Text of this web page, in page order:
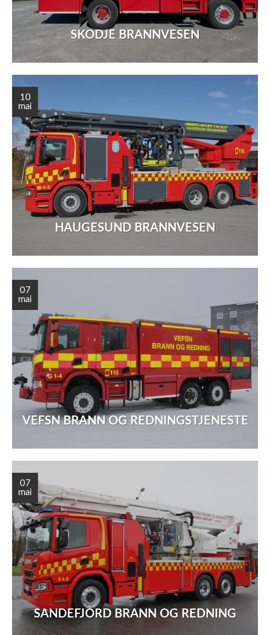
SKODJE BRANNVESEN
HAUGESUND BRANNVESEN
10
mai
VEFSN BRANN OG REDNINGSTJENESTE
07
mai
SANDEFJORD BRANN OG REDNING
07
mai